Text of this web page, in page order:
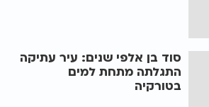
סוד בן אלפי שנים: עיר עתיקה
התגלתה מתחת למים
בטורקיה